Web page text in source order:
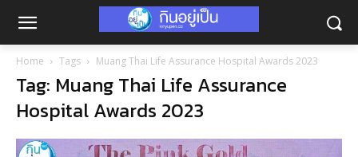
Home Tags Muang Thai Life Assurance Hospital Awards 2023
Tag: Muang Thai Life Assurance
Hospital Awards 2023